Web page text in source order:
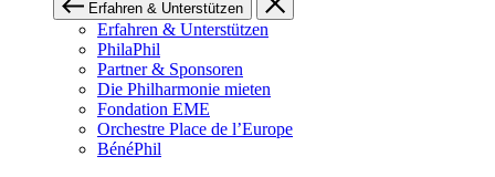
Erfahren & Unterstützen
Erfahren & Unterstützen
PhilaPhil
Partner & Sponsoren
Die Philharmonie mieten
Fondation EME
Orchestre Place de l’Europe
BénéPhil